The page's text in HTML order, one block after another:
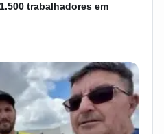
trabalhadores em